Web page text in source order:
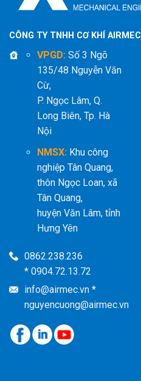
CÔNG TY TNHH CƠ KHÍ AIRMEC
VPGD:Số 3 Ngõ
135/48 Nguyễn Văn
Cừ,
P. Ngọc Lâm, Q.
Long Biên, Tp. Hà
Nội
NMSX:Khu công
nghiệp Tân Quang,
thôn Ngọc Loan, xã
Tân Quang,
huyện Văn Lâm, tỉnh
Hưng Yên
0862.238.236
* 0904.72.13.72
info@airmec.vn *
nguyencuong@airmec.vn